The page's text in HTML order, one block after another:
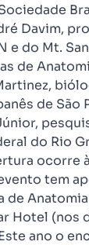
Davim,
e do Mt.
de
de São
do Rio
ocorre
tem
Anatomia
Hotel (nos
ano o